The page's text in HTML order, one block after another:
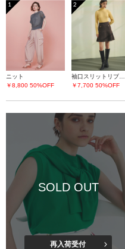
1
ニット
￥8,800 50%OFF
2
袖口スリットリブニット
￥7,700 50%OFF
SOLD OUT
再入荷受付